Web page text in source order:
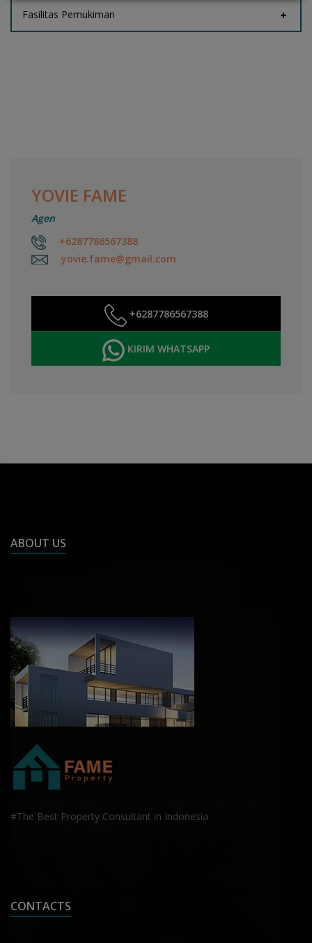
Fasilitas Pemukiman
YOVIE FAME
Agen
+6287786567388
yovie.fame@gmail.com
+6287786567388
KIRIM WHATSAPP
ABOUT US
#The Best Property Consultant in Indonesia
CONTACTS